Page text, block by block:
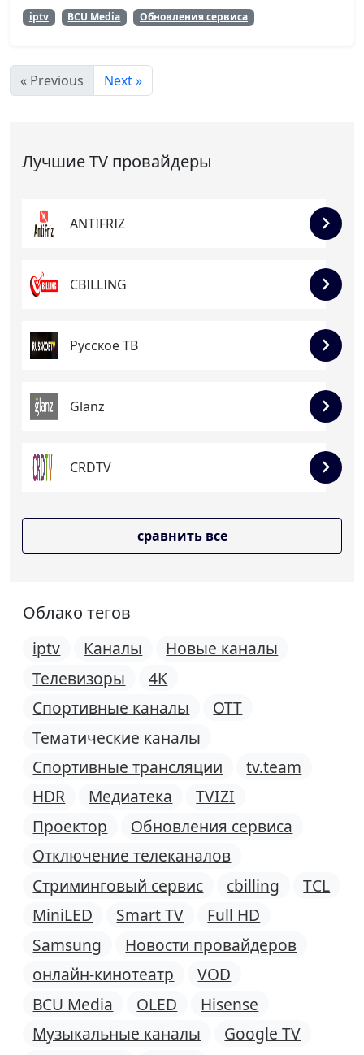
iptv BCU Media Обновления сервиса
« Previous Next »
Лучшие TV провайдеры
ANTIFRIZ
CBILLING
Русское ТВ
Glanz
CRDTV
сравнить все
Облако тегов
iptv
Каналы
Новые каналы
Телевизоры
4K
Спортивные каналы
OTT
Тематические каналы
Спортивные трансляции
tv.team
HDR
Медиатека
TVIZI
Проектор
Обновления сервиса
Отключение телеканалов
Стриминговый сервис
cbilling
TCL
MiniLED
Smart TV
Full HD
Samsung
Новости провайдеров
онлайн-кинотеатр
VOD
BCU Media
OLED
Hisense
Музыкальные каналы
Google TV